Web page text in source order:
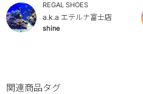
REGAL SHOES
a.k.a エテルナ富士店
shine
関連商品タグ